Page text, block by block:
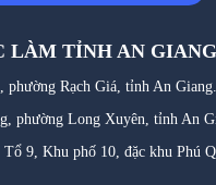
LÀM TỈNH AN GIANG
Rạch Giá, tỉnh An Giang.
phường Long Xuyên, tỉnh An
9, Khu phố 10, đặc khu Phú